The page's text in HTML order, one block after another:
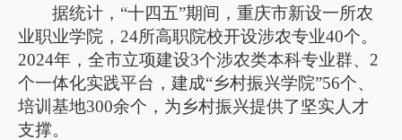
据统计，“十四五”期间，重庆市新设一所农
业职业学院，24所高职院校开设涉农专业40个。
2024年，全市立项建设3个涉农类本科专业群、2
个一体化实践平台，建成“乡村振兴学院”56个、
培训基地300余个，为乡村振兴提供了坚实人才
支撑。